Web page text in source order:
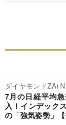
ダイヤモンドZAi
7月の日経平均
入！インデック
の「強気姿勢」